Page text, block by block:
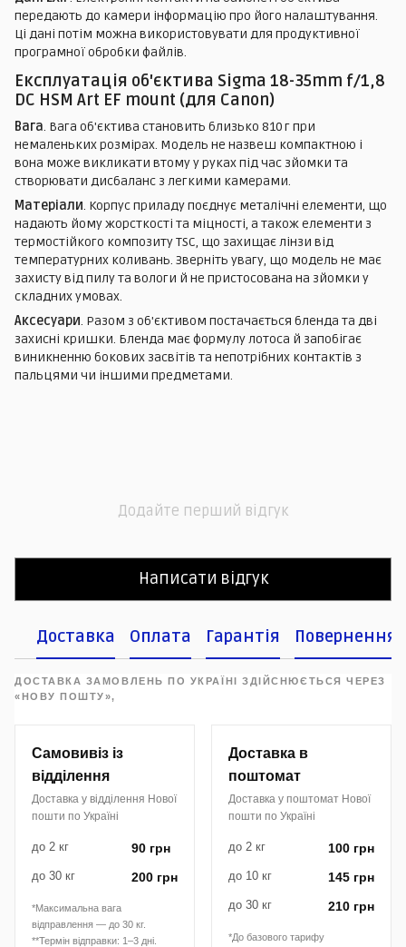
передають до камери інформацію про його налаштування.
Ці дані потім можна використовувати для продуктивної
програмної обробки файлів.
Експлуатація об'єктива Sigma 18-35mm f/1,8
DC HSM Art EF mount (для Canon)
Вага. Вага об'єктива становить близько 810 г при
немаленьких розмірах. Модель не назвеш компактною і
вона може викликати втому у руках під час зйомки та
створювати дисбаланс з легкими камерами.
Матеріали. Корпус приладу поєднує металічні елементи, що
надають йому жорсткості та міцності, а також елементи з
термостійкого композиту TSC, що захищає лінзи від
температурних коливань. Зверніть увагу, що модель не має
захисту від пилу та вологи й не пристосована на зйомки у
складних умовах.
Аксесуари. Разом з об'єктивом постачається бленда та дві
захисні кришки. Бленда має формулу лотоса й запобігає
виникненню бокових засвітів та непотрібних контактів з
пальцями чи іншими предметами.
Додайте перший відгук
Написати відгук
Доставка Оплата Гарантія Повернення
ДОСТАВКА ЗАМОВЛЕНЬ ПО УКРАЇНІ ЗДІЙСНЮЄТЬСЯ ЧЕРЕЗ
«НОВУ ПОШТУ»,
Самовивіз із
відділення
Доставка у відділення Нової
пошти по Україні
до 2 кг 90 грн
до 30 кг 200 грн
*Максимальна вага
відправлення — до 30 кг.
**Термін відправки: 1–3 дні.
Доставка в
поштомат
Доставка у поштомат Нової
пошти по Україні
до 2 кг 100 грн
до 10 кг 145 грн
до 30 кг 210 грн
*До базового тарифу